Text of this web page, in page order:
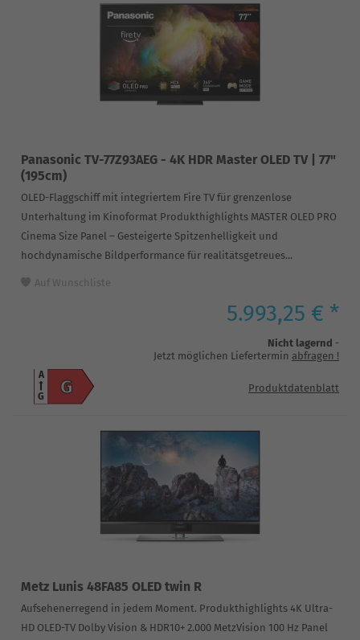
Panasonic TV-77Z93AEG - 4K HDR Master OLED TV | 77"
(195cm)
OLED-Flaggschiff mit integriertem Fire TV für grenzenlose
Unterhaltung im Kinoformat Produkthighlights MASTER OLED PRO
Cinema Size Panel – Gesteigerte Spitzenhelligkeit und
hochdynamische Bildperformance für realitätsgetreues...
Auf Wunschliste
5.993,25 € *
Nicht lagernd -
Jetzt möglichen Liefertermin abfragen !
G
A
G
Produktdatenblatt
Metz Lunis 48FA85 OLED twin R
Aufsehenerregend in jedem Moment. Produkthighlights 4K Ultra-
HD OLED-TV Dolby Vision & HDR10+ 2.000 MetzVision 100 Hz Panel